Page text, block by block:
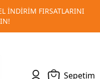
VE MATBAA
Sepetim